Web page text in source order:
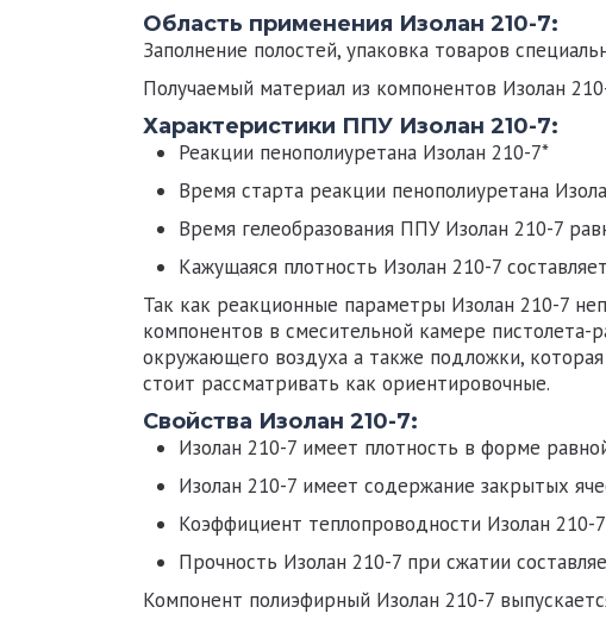
Область применения Изолан 210-7:
Заполнение полостей, упаковка товаров
Получаемый материал из компонентов Изолан
Характеристики ППУ Изолан 210-7:
Реакции пенополиуретана Изолан 210-7*
Время старта реакции пенополиуретана
Время гелеобразования ППУ Изолан 210-7
Кажущаяся плотность Изолан 210-7
Так как реакционные параметры Изолан 210-7
компонентов в смесительной камере
окружающего воздуха а также подложки,
стоит рассматривать как ориентировочные.
Свойства Изолан 210-7:
Изолан 210-7 имеет плотность в форме
Изолан 210-7 имеет содержание закрытых
Коэффициент теплопроводности Изолан 210-7
Прочность Изолан 210-7 при сжатии
Компонент полиэфирный Изолан 210-7